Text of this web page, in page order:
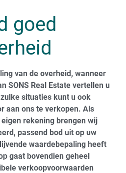
goed
van de overheid, wanneer
SONS Real Estate vertellen u
situaties kunt u ook
aan ons te verkopen. Als
rekening brengen wij
passend bod uit op uw
waardebepaling heeft
gaat bovendien geheel
verkoopvoorwaarden